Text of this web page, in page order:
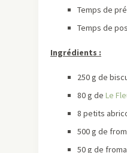
Temps de
Temps de
Ingrédients :
250 g de
80 g de Le
8 petits
500 g de
50 g de